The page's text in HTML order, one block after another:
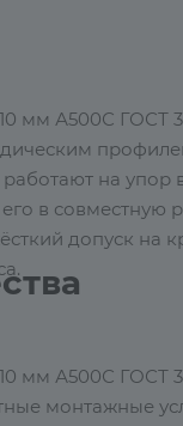
мм А500С ГОСТ
на упор
в совместную
допуск на
мм А500С ГОСТ
монтажные